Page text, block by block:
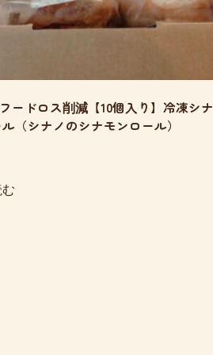
ードロス削減【10個入り】冷凍シナ
（シナノのシナモンロール）